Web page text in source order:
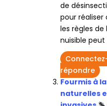
de
pour réaliser
les règles de
nuisible
répondre
Fourmis à
naturelles